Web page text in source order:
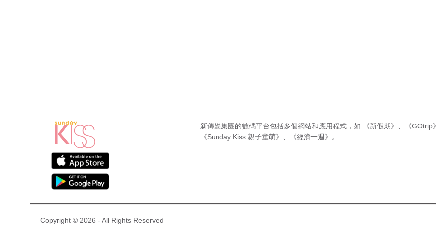
新傳媒集團的數碼平台包括多個網站和應用程式，如 《新假期》 《GOtrip》
《Sunday Kiss 親子童萌》
《經濟一週》 。
Copyright © 2026 - All Rights Reserved